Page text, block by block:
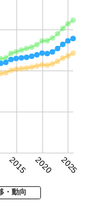
2015 2020 2025
・動向